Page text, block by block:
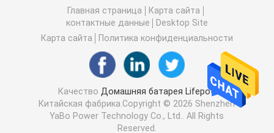
электростанция лития портативная
Водонепроницаемая батарея Lifepo4
Lifepo4 батарея Powerwall
Батарея ИБП Lifepo4
Главная страница
Карта сайта
контактные данные
Desktop Site
Карта сайта
Политика конфиденциальности
Качество Домашняя батарея Lifepo4
Китайская фабрика.Copyright © 2026 Shenzhen
YaBo Power Technology Co., Ltd.. All Rights
Reserved.